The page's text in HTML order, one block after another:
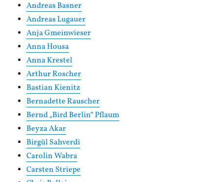
Andreas Basner
Andreas Lugauer
Anja Gmeinwieser
Anna Housa
Anna Krestel
Arthur Roscher
Bastian Kienitz
Bernadette Rauscher
Bernd „Bird Berlin“ Pflaum
Beyza Akar
Birgül Sahverdi
Carolin Wabra
Carsten Striepe